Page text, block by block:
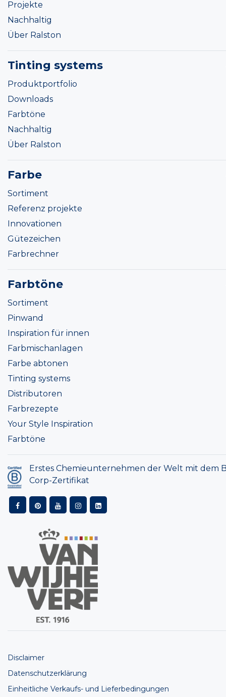
Projekte
Nachhaltig
Über Ralston
Tinting systems
Produktportfolio
Downloads
Farbtöne
Nachhaltig
Über Ralston
Farbe
Sortiment
Referenz projekte
Innovationen
Gütezeichen
Farbrechner
Farbtöne
Sortiment
Pinwand
Inspiration für innen
Farbmischanlagen
Farbe abtonen
Tinting systems
Distributoren
Farbrezepte
Your Style Inspiration
Farbtöne
Erstes Chemieunternehmen der Welt mit dem
Corp-Zertifikat
Disclaimer
Datenschutzerklärung
Einheitliche Verkaufs- und Lieferbedingungen